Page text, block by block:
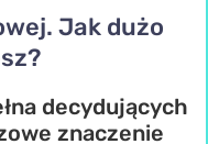
Jak dużo
decydujących
znaczenie